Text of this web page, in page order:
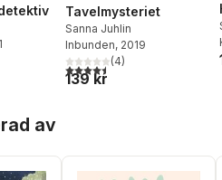
Totalt antal röster:
Tavelmysteriet
Sanna Juhlin
Inbunden, 2019
4,5utav 5 stjärnor. Totalt
(4)
139 kr
av